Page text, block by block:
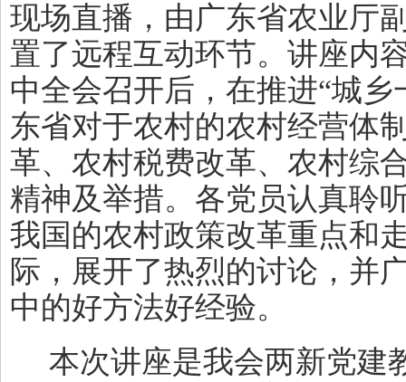
现场直播，由广东省农业厅
置了远程互动环节。讲座内
中全会召开后，在推进“城
东省对于农村的农村经营体
革、农村税费改革、农村综
精神及举措。各党员认真聆
我国的农村政策改革重点和
际，展开了热烈的讨论，并
中的好方法好经验。
本次讲座是我会两新党建